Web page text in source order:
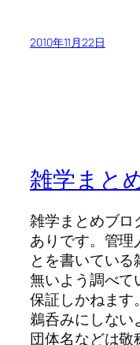
2010年11月22日
雑学まと
雑学まとめブロ
ありです。管理
とを書いてい
無いよう調べて
保証しかねます
鵜呑みにしない
団体名などは敬